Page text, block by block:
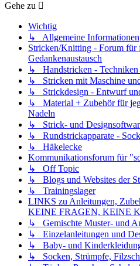
Gehe zu
Wichtig
↳ Allgemeine Informationen
Stricken/Knitting - Forum für
Gedankenaustausch
↳ Handstricken - Techniken
↳ Stricken mit Maschine
↳ Strickdesign - Entwurf
↳ Material + Zubehör für
Nadeln
↳ Strick- und
↳ Rundstrickapparate -
↳ Häkelecke
Kommunikationsforum für
↳ Off Topic
↳ Blogs und Websites der
↳ Trainingslager
LINKS zu Anleitungen,
KEINE FRAGEN, KEINE
↳ Gemischte Muster- und
↳ Einzelanleitungen und
↳ Baby- und
↳ Socken, Strümpfe,